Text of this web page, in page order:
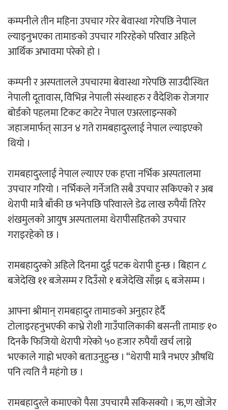
हलमा छैन ‘गौँथली’को टिकट
‘आइतबारको अफिस’ को परिचर्चा सम्पन्न
अर्जुन चन्द्रको ‘संवेदनाका प्रतिध्वनि’
मुक्तकसङ्ग्रह लोकार्पण
चलचित्र ‘माया भनेकै यस्तो होला’को शीर्ष गीत
कम्पनीले तीन महिना उपचार गरेर बेवास्था गरेपछि नेपाल
ल्याइनुभएका तामाङको उपचार गरिरहेको परिवार अहिले
आर्थिक अभावमा परेको हो ।
कम्पनी र अस्पतालले उपचारमा बेवास्था गरेपछि साउदीस्थित
नेपाली दूतावास, विभिन्न नेपाली संस्थाहरु र वैदेशिक रोजगार
बोर्डको पहलमा टिकट काटेर नेपाल एअरलाइन्सको
जहाजमार्फत् साउन ४ गते रामबहादुरलाई नेपाल ल्याइएको
थियो ।
रामबहादुरलाई नेपाल ल्याएर एक हप्ता नर्भिक अस्पतालमा
उपचार गरियो । नर्भिकले गर्नेजति सबै उपचार सकिएको र अब
थेरापी मात्रै बाँकी छ भनेपछि परिवारले डेढ लाख रुपैयाँ तिरेर
शंखमुलको आयुष अस्पतालमा थेरापीसहितको उपचार
गराइरहेको छ ।
रामबहादुरको अहिले दिनमा दुई पटक थेरापी हुन्छ । बिहान ८
बजेदेखि ११ बजेसम्म र दिउँसो १ बजेदेखि साँझ ६ बजेसम्म ।
आफ्ना श्रीमान् रामबहादुर तामाङको अनुहार हेर्दै
टोलाइरहनुभएकी काभ्रे रोशी गाउँपालिकाकी बसन्ती तामाङ १०
दिनकै फिजियो थेरापी गरेको ५० हजार रुपैयाँ खर्च लाग्ने
भएकाले गाह्रो भएको बताउनुहुन्छ । “थेरापी मात्रै नभएर औषधि
पनि त्यति नै महंगो छ ।
रामबहादुरले कमाएको पैसा उपचारमै सकिसक्यो । ऋ,ण खोजेर